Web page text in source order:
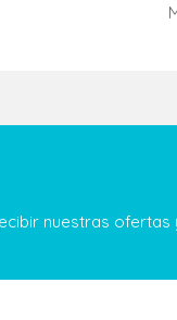
nuestras ofertas